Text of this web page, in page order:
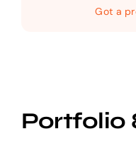
Got a
Portfolio